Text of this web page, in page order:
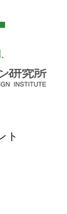
ト